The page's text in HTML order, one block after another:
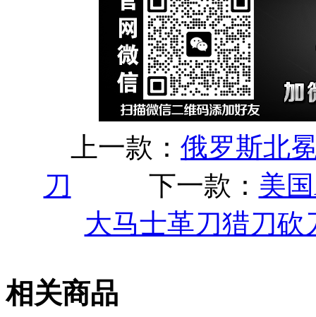
上一款： 俄罗斯北
刀
下一款： 美
大马士革刀猎刀
相关商品